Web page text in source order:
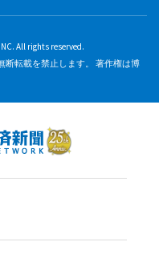
INC. All rights reserved.
断転載を禁止します。 著作権は博